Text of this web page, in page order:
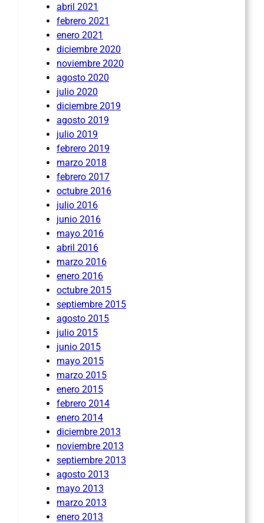
abril 2021
febrero 2021
enero 2021
diciembre 2020
noviembre 2020
agosto 2020
julio 2020
diciembre 2019
agosto 2019
julio 2019
febrero 2019
marzo 2018
febrero 2017
octubre 2016
julio 2016
junio 2016
mayo 2016
abril 2016
marzo 2016
enero 2016
octubre 2015
septiembre 2015
agosto 2015
julio 2015
junio 2015
mayo 2015
marzo 2015
enero 2015
febrero 2014
enero 2014
diciembre 2013
noviembre 2013
septiembre 2013
agosto 2013
mayo 2013
marzo 2013
enero 2013